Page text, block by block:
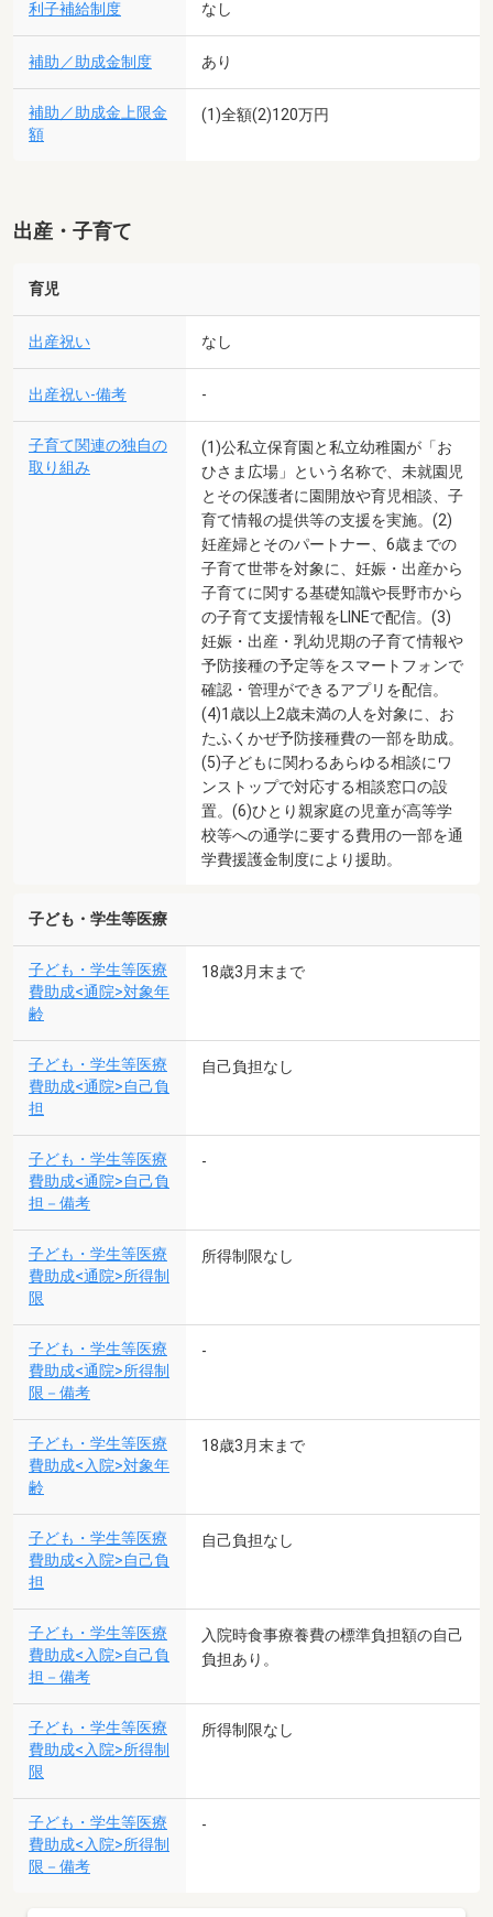
利子補給制度 なし
補助／助成金制度 あり
補助／助成金上限金
額
(1)全額(2)120万円
出産・子育て
育児
出産祝い なし
出産祝い-備考 -
子育て関連の独自の
取り組み
(1)公私立保育園と私立幼稚園が「お
ひさま広場」という名称で、未就園児
とその保護者に園開放や育児相談、子
育て情報の提供等の支援を実施。(2)
妊産婦とそのパートナー、6歳までの
子育て世帯を対象に、妊娠・出産から
子育てに関する基礎知識や長野市から
の子育て支援情報をLINEで配信。(3)
妊娠・出産・乳幼児期の子育て情報や
予防接種の予定等をスマートフォンで
確認・管理ができるアプリを配信。
(4)1歳以上2歳未満の人を対象に、お
たふくかぜ予防接種費の一部を助成。
(5)子どもに関わるあらゆる相談にワ
ンストップで対応する相談窓口の設
置。(6)ひとり親家庭の児童が高等学
校等への通学に要する費用の一部を通
学費援護金制度により援助。
子ども・学生等医療
子ども・学生等医療
費助成<通院>対象年
齢
18歳3月末まで
子ども・学生等医療
費助成<通院>自己負
担
自己負担なし
子ども・学生等医療
費助成<通院>自己負
担－備考
-
子ども・学生等医療
費助成<通院>所得制
限
所得制限なし
子ども・学生等医療
費助成<通院>所得制
限－備考
-
子ども・学生等医療
費助成<入院>対象年
齢
18歳3月末まで
子ども・学生等医療
費助成<入院>自己負
担
自己負担なし
子ども・学生等医療
費助成<入院>自己負
担－備考
入院時食事療養費の標準負担額の自己
負担あり。
子ども・学生等医療
費助成<入院>所得制
限
所得制限なし
子ども・学生等医療
費助成<入院>所得制
限－備考
-